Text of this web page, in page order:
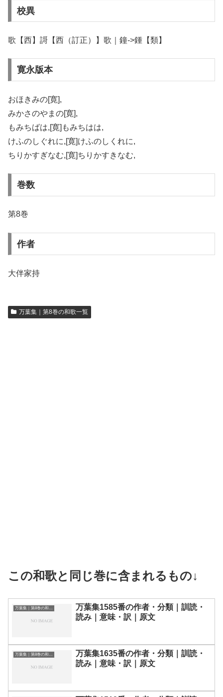
校異
歌【西】謌【西（訂正）】歌｜鐘->鍾【類】
寛永版本
おほきみの[寛],
みかさのやまの[寛],
もみちばは,[寛]もみちはは,
けふのしぐれに,[寛]けふのしくれに,
ちりかすぎなむ,[寛]ちりかすきなむ,
巻数
第8巻
作者
大伴家持
万葉集｜第8巻の和歌一覧
この和歌と同じ巻に含まれるもの↓
万葉集1585番の作者・分類｜訓読・
読み｜意味・訳｜原文
万葉集｜第8巻の和歌一覧
万葉集1635番の作者・分類｜訓読・
読み｜意味・訳｜原文